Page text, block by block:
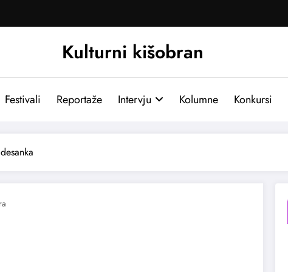
Kulturni kišobran
Festivali Reportaže Intervju Kolumne Konkursi
desanka